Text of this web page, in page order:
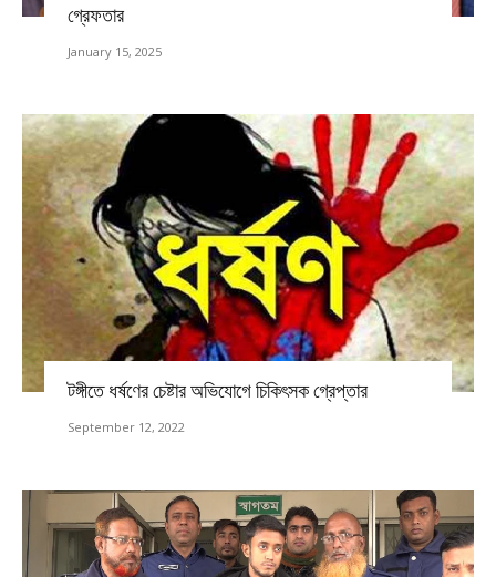
গ্রেফতার
January 15, 2025
টঙ্গীতে ধর্ষণের চেষ্টার অভিযোগে চিকিৎসক গ্রেপ্তার
September 12, 2022